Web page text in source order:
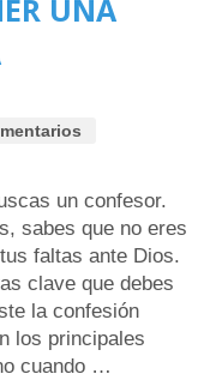
UNA
un confesor.
sabes que no eres
faltas ante Dios.
clave que debes
la confesión
los principales
cuando …